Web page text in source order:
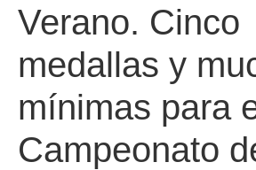
Verano. Cinco
medallas y
mínimas para
Campeonato